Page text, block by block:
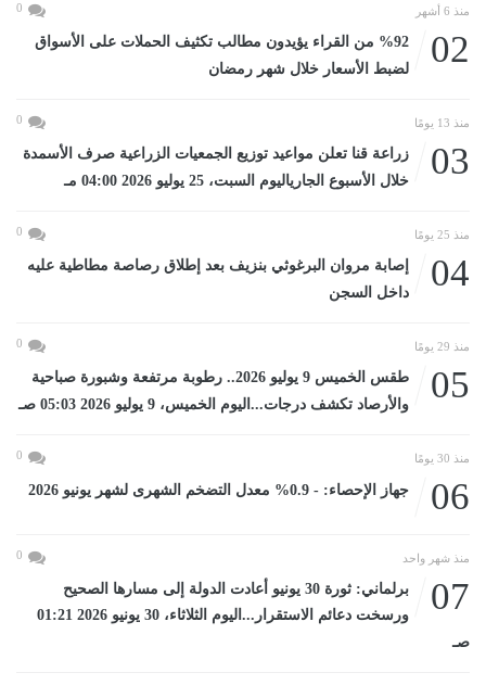
منذ 6 أشهر 0
02
%92 من القراء يؤيدون مطالب تكثيف الحملات على الأسواق
لضبط الأسعار خلال شهر رمضان
منذ 13 يومًا 0
03
زراعة قنا تعلن مواعيد توزيع الجمعيات الزراعية صرف الأسمدة
خلال الأسبوع الجارياليوم السبت، 25 يوليو 2026 04:00 مـ
منذ 25 يومًا 0
04
إصابة مروان البرغوثي بنزيف بعد إطلاق رصاصة مطاطية عليه
داخل السجن
منذ 29 يومًا 0
05
طقس الخميس 9 يوليو 2026.. رطوبة مرتفعة وشبورة صباحية
والأرصاد تكشف درجات...اليوم الخميس، 9 يوليو 2026 05:03 صـ
منذ 30 يومًا 0
06 جهاز الإحصاء: - 0.9% معدل التضخم الشهرى لشهر يونيو 2026
منذ شهر واحد 0
07
برلماني: ثورة 30 يونيو أعادت الدولة إلى مسارها الصحيح
ورسخت دعائم الاستقرار...اليوم الثلاثاء، 30 يونيو 2026 01:21
صـ